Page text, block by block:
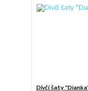
Dívčí šaty